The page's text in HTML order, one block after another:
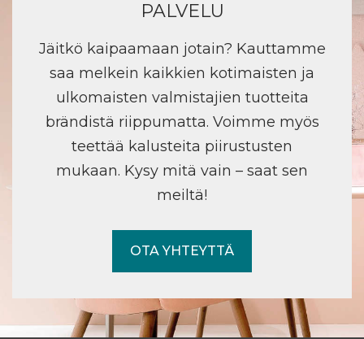
PALVELU
Jäitkö kaipaamaan jotain? Kauttamme
saa melkein kaikkien kotimaisten ja
ulkomaisten valmistajien tuotteita
brändistä riippumatta. Voimme myös
teettää kalusteita piirustusten
mukaan. Kysy mitä vain – saat sen
meiltä!
OTA YHTEYTTÄ